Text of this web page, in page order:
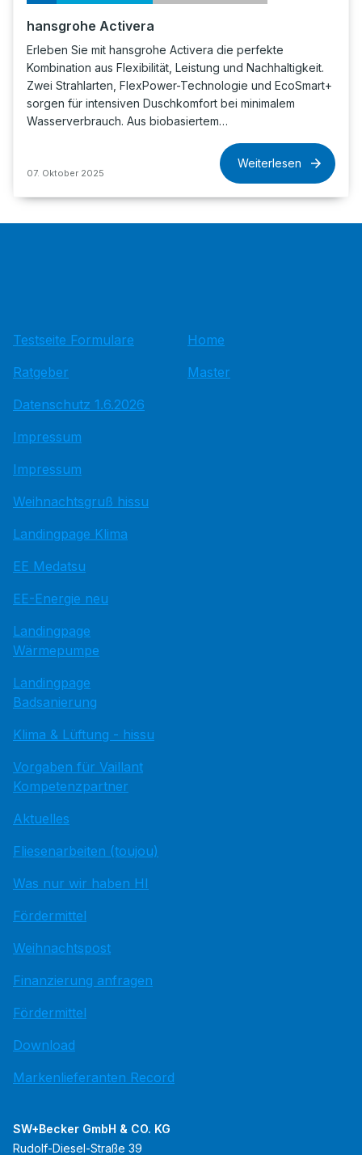
hansgrohe Activera
Erleben Sie mit hansgrohe Activera die perfekte
Kombination aus Flexibilität, Leistung und Nachhaltigkeit.
Zwei Strahlarten, FlexPower-Technologie und EcoSmart+
sorgen für intensiven Duschkomfort bei minimalem
Wasserverbrauch. Aus biobasiertem…
07. Oktober 2025
Weiterlesen
Testseite Formulare
Ratgeber
Datenschutz 1.6.2026
Impressum
Impressum
Weihnachtsgruß hissu
Landingpage Klima
EE Medatsu
EE-Energie neu
Landingpage
Wärmepumpe
Landingpage
Badsanierung
Klima & Lüftung - hissu
Vorgaben für Vaillant
Kompetenzpartner
Aktuelles
Fliesenarbeiten (toujou)
Was nur wir haben HI
Fördermittel
Weihnachtspost
Finanzierung anfragen
Fördermittel
Download
Markenlieferanten Record
Home
Master
SW+Becker GmbH & CO. KG
Rudolf-Diesel-Straße 39